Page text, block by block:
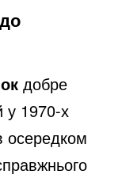
добре
у 1970-х
осередком